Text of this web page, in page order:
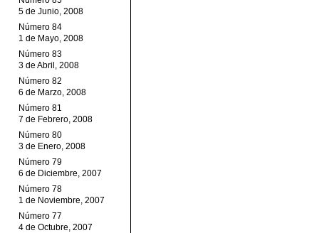
5 de Junio, 2008
Número 84
1 de Mayo, 2008
Número 83
3 de Abril, 2008
Número 82
6 de Marzo, 2008
Número 81
7 de Febrero, 2008
Número 80
3 de Enero, 2008
Número 79
6 de Diciembre, 2007
Número 78
1 de Noviembre, 2007
Número 77
4 de Octubre, 2007